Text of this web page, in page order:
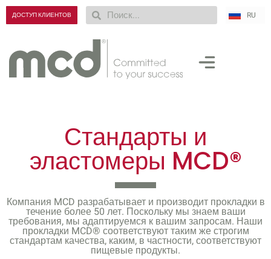
ДОСТУП КЛИЕНТОВ RU
ZH
Стандарты и
эластомеры MCD®
Компания MCD разрабатывает и производит прокладки в
течение более 50 лет. Поскольку мы знаем ваши
требования, мы адаптируемся к вашим запросам. Наши
прокладки MCD® соответствуют таким же строгим
стандартам качества, каким, в частности, соответствуют
пищевые продукты.